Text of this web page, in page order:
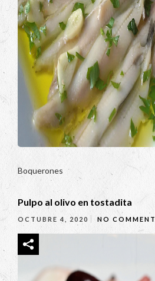
Boquerones
Pulpo al olivo en tostadita
OCTUBRE 4, 2020 NO COMMENT